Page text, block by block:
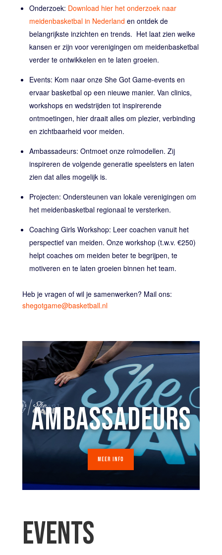
Onderzoek: Download hier het onderzoek naar
meidenbasketbal in Nederland en ontdek de
belangrijkste inzichten en trends. Het laat zien welke
kansen er zijn voor verenigingen om meidenbasketbal
verder te ontwikkelen en te laten groeien.
Events: Kom naar onze She Got Game-events en
ervaar basketbal op een nieuwe manier. Van clinics,
workshops en wedstrijden tot inspirerende
ontmoetingen, hier draait alles om plezier, verbinding
en zichtbaarheid voor meiden.
Ambassadeurs: Ontmoet onze rolmodellen. Zij
inspireren de volgende generatie speelsters en laten
zien dat alles mogelijk is.
Projecten: Ondersteunen van lokale verenigingen om
het meidenbasketbal regionaal te versterken.
Coaching Girls Workshop: Leer coachen vanuit het
perspectief van meiden. Onze workshop (t.w.v. €250)
helpt coaches om meiden beter te begrijpen, te
motiveren en te laten groeien binnen het team.
Heb je vragen of wil je samenwerken? Mail ons:
shegotgame@basketball.nl
AMBASSADEURS
MEER INFO
EVENTS